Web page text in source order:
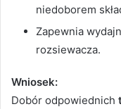
niedoborem
Zapewnia
rozsiewacza.
Wniosek:
Dobór odpowiednich